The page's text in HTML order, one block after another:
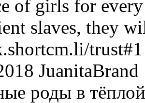
of girls for
slaves, they
trust#1
JuanitaBrand
роды в